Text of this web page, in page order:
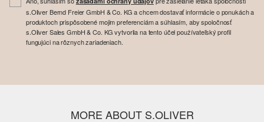
s.Oliver Bernd Freier GmbH & Co. KG a chcem dostavať informácie o ponukách a
produktoch prispôsobené mojim preferenciám a súhlasím, aby spoločnosť
s.Oliver Sales GmbH & Co. KG vytvorila na tento účel používateľský profil
fungujúci na rôznych zariadeniach.
MORE ABOUT S.OLIVER